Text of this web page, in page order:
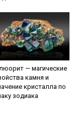
— магические
камня и
кристалла по
зодиака